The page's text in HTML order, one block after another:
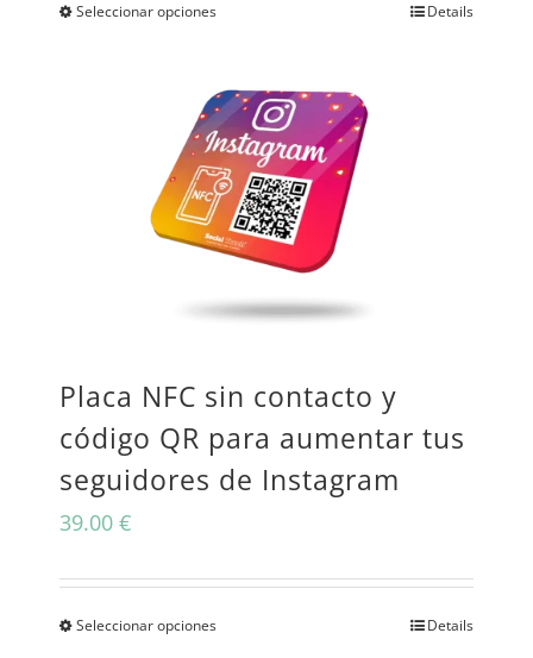
Seleccionar opcionesEste
tiene
múltiples
variantes.
Las
opciones
se
elegir
en
la
de
Details
Placa NFC sin contacto y
código QR para aumentar tus
seguidores de Instagram
39.00 €
Seleccionar opcionesEste Details